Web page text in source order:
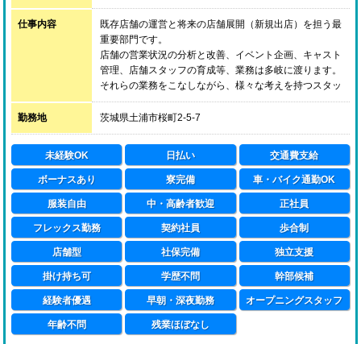
仕事内容
既存店舗の運営と将来の店舗展開（新規出店）を担う最
重要部門です。
店舗の営業状況の分析と改善、イベント企画、キャスト
管理、店舗スタッフの育成等、業務は多岐に渡ります。
それらの業務をこなしながら、様々な考えを持つスタッ
フをひとつにまとめ、目標を達成するために徹底的に努
力していただきたいと考えております。
※近い将来【ハピネスグループ】の中心となっていただ
く重要な人材としてお迎えする為、通常の面接の他に、
経営陣による二次面接を行わせていただきます。
勤務地 茨城県土浦市桜町2-5-7
未経験OK 日払い 交通費支給
ボーナスあり 寮完備 車・バイク通勤OK
服装自由 中・高齢者歓迎 正社員
フレックス勤務 契約社員 歩合制
店舗型 社保完備 独立支援
掛け持ち可 学歴不問 幹部候補
経験者優遇 早朝・深夜勤務 オープニングスタッフ
年齢不問 残業ほぼなし